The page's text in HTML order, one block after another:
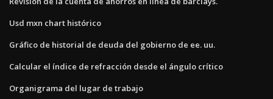
Usd mxn chart histórico
Gráfico de historial de deuda del gobierno de ee. uu.
Calcular el índice de refracción desde el ángulo crítico
Organigrama del lugar de trabajo